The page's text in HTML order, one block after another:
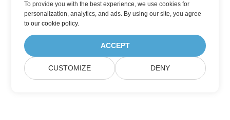
To provide you with the best experience, we use cookies for
personalization, analytics, and ads. By using our site, you agree
toour cookie policy.
ACCEPT
CUSTOMIZE DENY